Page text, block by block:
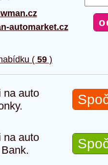
automarket.cz
( 59 )
na auto
na auto